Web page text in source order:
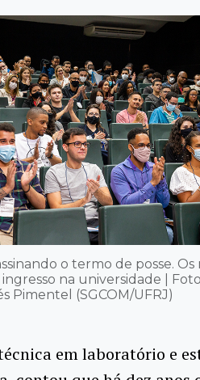
o termo de posse. Os
na universidade |
Pimentel (SGCOM/UFRJ)
em laboratório e